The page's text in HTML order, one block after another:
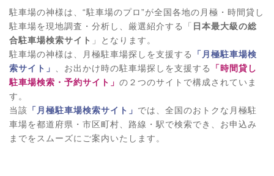
駐車場の神様は、“駐車場のプロ”が全国各地の月極・時間貸し
駐車場を現地調査・分析し、厳選紹介する「 日本最大級の総
合駐車場検索サイト 」となります。
駐車場の神様は、月極駐車場探しを支援する
「月極駐車場検
索サイト」 、お出かけ時の駐車場探しを支援する
「時間貸し
駐車場検索・予約サイト」 の２つのサイトで構成されていま
す。
当該 「月極駐車場検索サイト」 では、全国のおトクな月極駐
車場を都道府県・市区町村、路線・駅で検索でき、お申込み
までをスムーズにご案内いたします。